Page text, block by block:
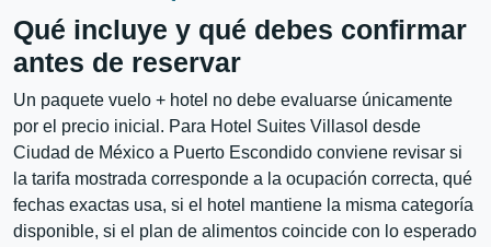
Qué incluye y qué debes confirmar
antes de reservar
Un paquete vuelo + hotel no debe evaluarse únicamente
por el precio inicial. Para Hotel Suites Villasol desde
Ciudad de México a Puerto Escondido conviene revisar si
la tarifa mostrada corresponde a la ocupación correcta, qué
fechas exactas usa, si el hotel mantiene la misma categoría
disponible, si el plan de alimentos coincide con lo esperado